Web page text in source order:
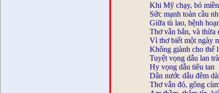
Khi Mỹ chạy, bỏ
Sức mạnh toàn cầu
Giữa tù lao, bệnh
Thơ vẫn bắn, và thừa
Vì thơ biết một ngày
Không giành cho thế
Tuyệt vọng dẫu lan
Hy vọng dẫu tiêu tan
Dân nước dẫu đêm
Thơ vẫn đó, gông